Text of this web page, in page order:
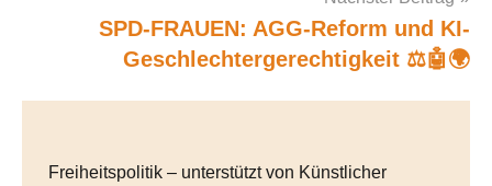
SPD-FRAUEN: AGG-Reform und KI-
Geschlechtergerechtigkeit ⚖️🤖🌍
Freiheitspolitik – unterstützt von Künstlicher